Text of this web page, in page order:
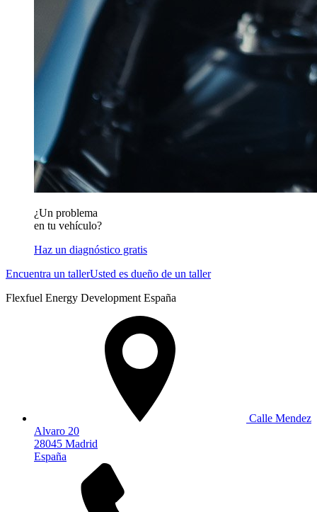
¿Un problema
en tu vehículo?
Haz un diagnóstico gratis
Encuentra un tallerUsted es dueño de un taller
Flexfuel Energy Development España
Calle Mendez
Alvaro 20
28045 Madrid
España